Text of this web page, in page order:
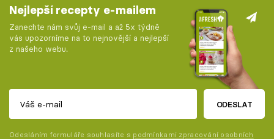
Nejlepší recepty e-mailem
Zanechte nám svůj e-mail a až 5x týdně
vás upozorníme na to nejnovější a nejlepší
z našeho webu.
ODESLAT
Odesláním formuláře souhlasíte s podmínkami zpracování osobních